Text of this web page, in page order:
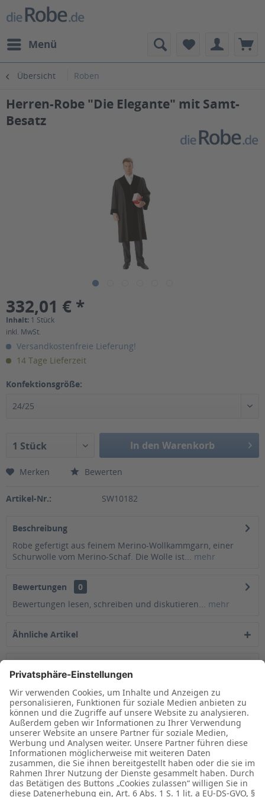
Menü
Übersicht Roben
Herren-Robe "Die Elegante" mit Samt-
Besatz
332,01 € *
Inhalt: 1 Stück
inkl. MwSt.
Versandkostenfreie Lieferung!
14 Tage Lieferzeit
Konfektionsgröße:
24/25
1 Stück In den Warenkorb
Merken Bewerten
Artikel-Nr.: SW10182
Beschreibung
Robe gefertigt aus feinem Merino-Wollkammgarn, einer
Schurwolle vom Merino-Schaf. Die Wolle ist... mehr
Bewertungen
0
Bewertungen lesen, schreiben und diskutieren... mehr
Ähnliche Artikel
Kunden haben sich ebenfalls angesehen
Zuletzt angesehen
Haben Sie Fragen?